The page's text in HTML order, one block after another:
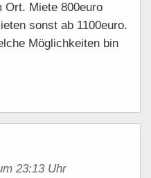
Ort. Miete 800euro
sonst ab 1100euro.
Möglichkeiten bin
23:13 Uhr